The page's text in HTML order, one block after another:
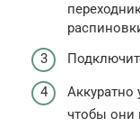
чтобы они